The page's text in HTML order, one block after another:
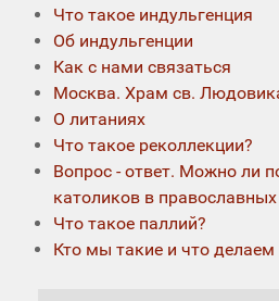
Что такое индульгенция
Об индульгенции
Как с нами связаться
Москва. Храм св.
О литаниях
Что такое реколлекции?
Вопрос - ответ. Можно ли
католиков в
Что такое паллий?
Кто мы такие и что делаем